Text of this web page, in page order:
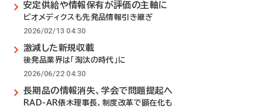
安定供給や情報保有が評価の主軸に
ビオメディクスも先発品情報引き継ぎ
2026/02/13 04:30
激減した新規収載
後発品業界は「淘汰の時代」に
2026/06/22 04:30
長期品の情報消失、学会で問題提起へ
RAD-AR俵木理事長、制度改革で顕在化も